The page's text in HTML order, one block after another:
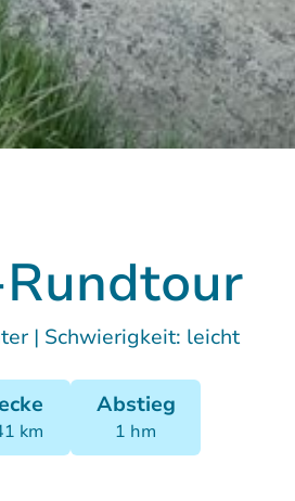
| Schwierigkeit: leicht
km
Abstieg
1 hm